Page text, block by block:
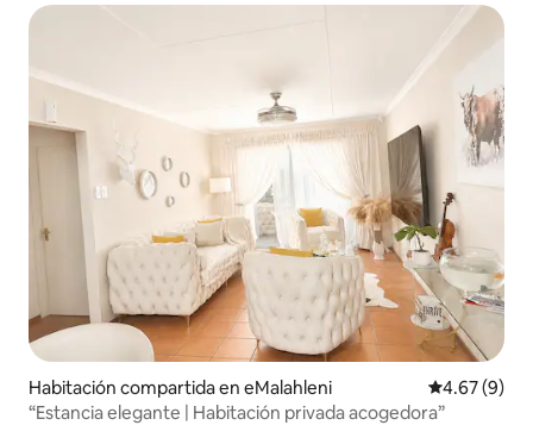
Habitación compartida en eMalahleni Calificación
4.67 (9)
“Estancia elegante | Habitación privada acogedora”